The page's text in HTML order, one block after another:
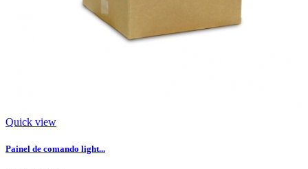
Quick view
Painel de comando light...